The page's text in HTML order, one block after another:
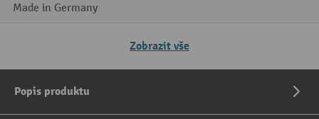
Made in Germany
Zobrazit vše
Popis produktu